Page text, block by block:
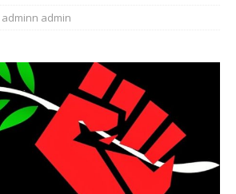
adminn admin